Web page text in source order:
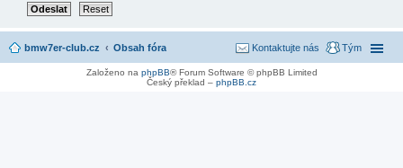
bmw7er-club.cz Obsah fóra Tým
Kontaktujte nás
Založeno na phpBB® Forum Software © phpBB Limited
Český překlad – phpBB.cz